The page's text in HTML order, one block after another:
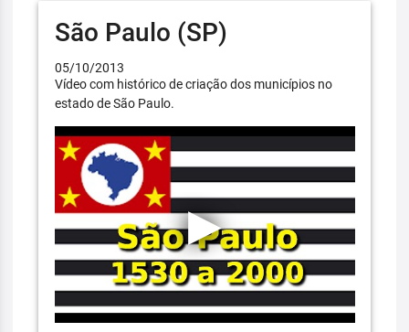
São Paulo (SP)
05/10/2013
Vídeo com histórico de criação dos municípios no
estado de São Paulo.